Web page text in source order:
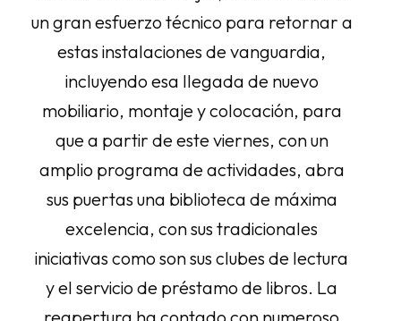
un gran esfuerzo técnico para retornar a
estas instalaciones de vanguardia,
incluyendo esa llegada de nuevo
mobiliario, montaje y colocación, para
que a partir de este viernes, con un
amplio programa de actividades, abra
sus puertas una biblioteca de máxima
excelencia, con sus tradicionales
iniciativas como son sus clubes de lectura
y el servicio de préstamo de libros. La